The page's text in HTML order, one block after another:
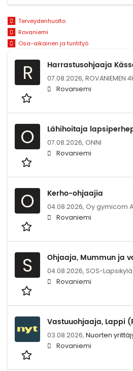
Terveydenhuolto
Rovaniemi
Osa-aikainen ja tuntityö
R Harrastusohjaaja
07.08.2026, ROVANIEMEN
Rovaniemi
O Lähihoitaja
07.08.2026, ONNI
Rovaniemi
O Kerho-ohjaajia
04.08.2026, Oy gymicom
Rovaniemi
S Ohjaaja, Mummun ja
04.08.2026, SOS-Lapsikylä
Rovaniemi
Vastuuohjaaja, Lappi
03.08.2026, Nuorten
Rovaniemi